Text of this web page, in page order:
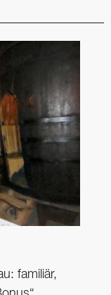
familiär,